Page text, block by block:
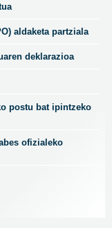
aldaketa partziala
deklarazioa
postu bat ipintzeko
ofizialeko